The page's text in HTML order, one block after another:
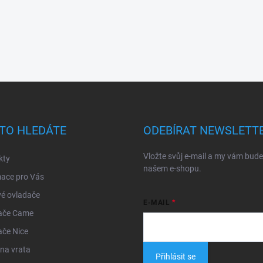
HLEDÁTE
pro Vás
ovladače
Came
Nice
vrata
ODEBÍRAT
Vložte svůj e-mail a my vám
našem e-shopu.
E-MAIL
Přihlásit se